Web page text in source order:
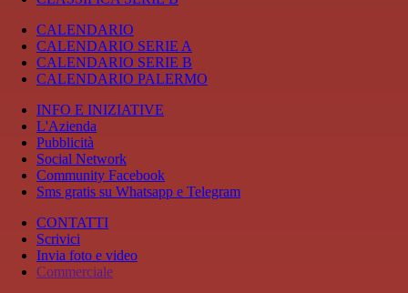
CALENDARIO
CALENDARIO SERIE A
CALENDARIO SERIE B
CALENDARIO PALERMO
INFO E INIZIATIVE
L'Azienda
Pubblicità
Social Network
Community Facebook
Sms gratis su Whatsapp e Telegram
CONTATTI
Scrivici
Invia foto e video
Commerciale